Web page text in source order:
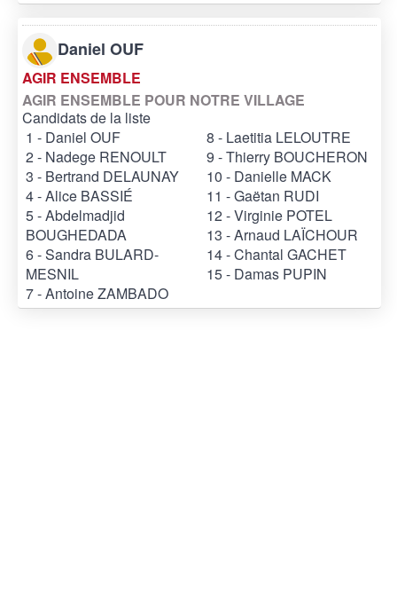
Daniel OUF
AGIR ENSEMBLE
AGIR ENSEMBLE POUR NOTRE VILLAGE
Candidats de la liste
1 - Daniel OUF
2 - Nadege RENOULT
3 - Bertrand DELAUNAY
4 - Alice BASSIÉ
5 - Abdelmadjid
BOUGHEDADA
6 - Sandra BULARD-
MESNIL
7 - Antoine ZAMBADO
8 - Laetitia LELOUTRE
9 - Thierry BOUCHERON
10 - Danielle MACK
11 - Gaëtan RUDI
12 - Virginie POTEL
13 - Arnaud LAÏCHOUR
14 - Chantal GACHET
15 - Damas PUPIN